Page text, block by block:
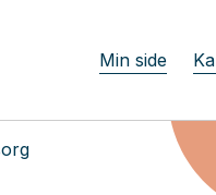
Min side